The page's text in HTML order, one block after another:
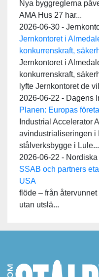
Nya byggreglerna
AMA Hus 27 har...
2026-06-30 -
Jernkontoret i
konkurrenskraft,
Jernkontoret i
konkurrenskraft,
lyfte Jernkontoret de
2026-06-22 - Dagens
Planen: Europas
Industrial Accelerator
avindustrialiseringen i
stålverksbygge i Lule...
2026-06-22 -
SSAB och partners
USA
flöde – från
utan utslä...